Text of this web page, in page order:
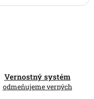
Vernostný systém
odmeňujeme verných